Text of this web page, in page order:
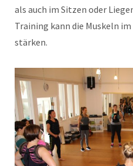
als auch im Sitzen oder
Training kann die Muskeln
stärken.